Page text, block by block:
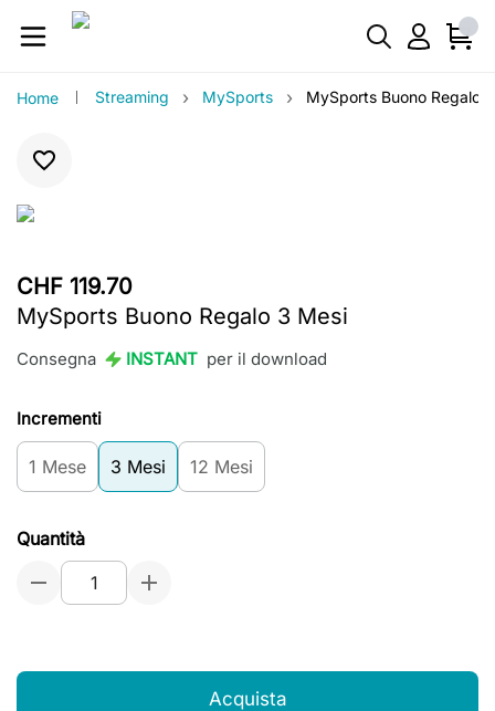
Home Streaming › MySports › MySports Buono Regalo
CHF 119.70
MySports Buono Regalo 3 Mesi
Consegna INSTANT per il download
Incrementi
1 Mese 3 Mesi 12 Mesi
Quantità
Acquista